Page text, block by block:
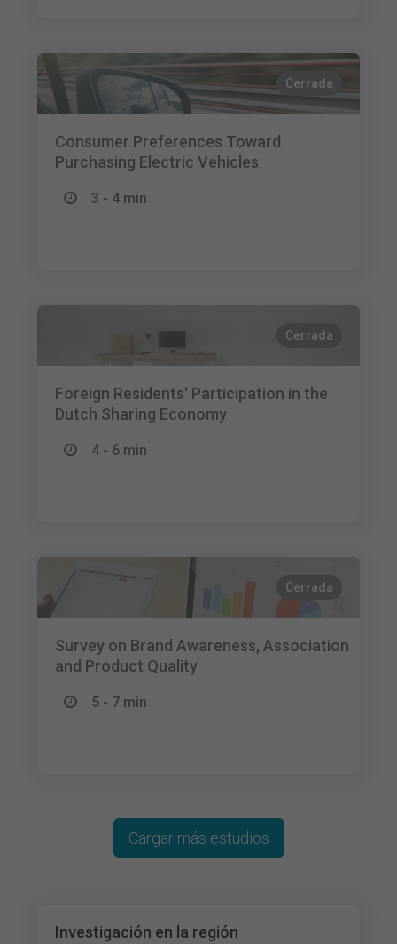
Cerrada
Consumer Preferences Toward
Purchasing Electric Vehicles
3 - 4 min
Cerrada
Foreign Residents' Participation in the
Dutch Sharing Economy
4 - 6 min
Cerrada
Survey on Brand Awareness, Association
and Product Quality
5 - 7 min
Investigación en la región
Cargar más estudios